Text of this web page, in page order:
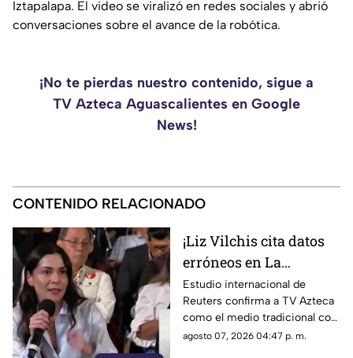
Iztapalapa. El video se viralizó en redes sociales y abrió
conversaciones sobre el avance de la robótica.
¡No te pierdas nuestro contenido, sigue a
TV Azteca Aguascalientes en Google
News!
CONTENIDO RELACIONADO
¡Liz Vilchis cita datos
erróneos en La
Mañanera: Estudio de
Reuters confirma
liderazgo de TV Azteca
en alcance y
Estudio internacional de
Reuters confirma a TV Azteca
como el medio tradicional con
mayor alcance y credibilidad
agosto 07, 2026 04:47 p. m.